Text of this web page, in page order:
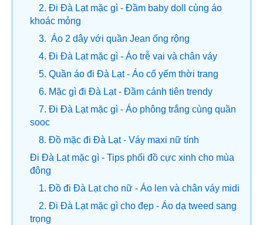
2. Đi Đà Lạt mặc gì - Đầm baby doll cùng áo
khoác mỏng
3. Áo 2 dây với quần Jean ống rộng
4. Đi Đà Lạt mặc gì - Áo trễ vai và chân váy
5. Quần áo đi Đà Lạt - Áo cổ yếm thời trang
6. Mặc gì đi Đà Lạt - Đầm cánh tiên trendy
7. Đi Đà Lạt mặc gì - Áo phông trắng cùng quần
sooc
8. Đồ mặc đi Đà Lạt - Váy maxi nữ tính
Đi Đà Lạt mặc gì - Tips phối đồ cực xinh cho mùa
đông
1. Đồ đi Đà Lạt cho nữ - Áo len và chân váy midi
2. Đi Đà Lạt mặc gì cho đẹp - Áo dạ tweed sang
trọng